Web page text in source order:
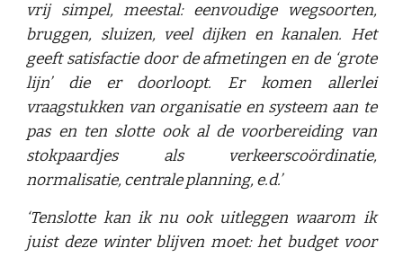
vrij simpel, meestal: eenvoudige wegsoorten,
bruggen, sluizen, veel dijken en kanalen. Het
geeft satisfactie door de afmetingen en de ‘grote
lijn’ die er doorloopt. Er komen allerlei
vraagstukken van organisatie en systeem aan te
pas en ten slotte ook al de voorbereiding van
stokpaardjes als verkeerscoördinatie,
normalisatie, centrale planning, e.d.’
‘Tenslotte kan ik nu ook uitleggen waarom ik
juist deze winter blijven moet: het budget voor